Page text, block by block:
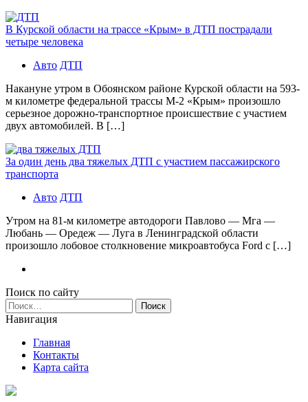
В Курской области на трассе «Крым» в ДТП пострадали
четыре человека
Авто ДТП
Накануне утром в Обоянском районе Курской области на 593-
м километре федеральной трассы М-2 «Крым» произошло
серьезное дорожно-транспортное происшествие с участием
двух автомобилей. В […]
За один день два тяжелых ДТП с участием пассажирского
транспорта
Авто ДТП
Утром на 81-м километре автодороги Павлово — Мга —
Любань — Оредеж — Луга в Ленинградской области
произошло лобовое столкновение микроавтобуса Ford с […]
Поиск по сайту
Найти:
Навигация
Главная
Контакты
Карта сайта